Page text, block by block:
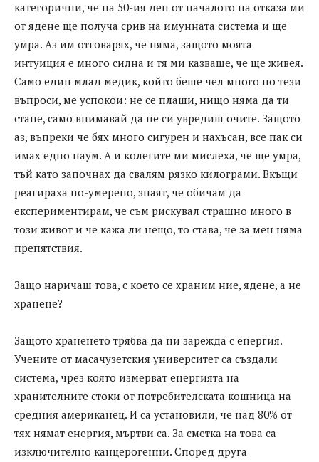
категорични, че на 50-ия ден от началото на отказа ми
от ядене ще получа срив на имунната система и ще
умра. Аз им отговарях, че няма, защото моята
интуиция е много силна и тя ми казваше, че ще живея.
Само един млад медик, който беше чел много по тези
въпроси, ме успокои: не се плаши, нищо няма да ти
стане, само внимавай да не си увредиш очите. Защото
аз, въпреки че бях много сигурен и нахъсан, все пак си
имах едно наум. А и колегите ми мислеха, че ще умра,
тъй като започнах да свалям рязко килограми. Вкъщи
реагираха по-умерено, знаят, че обичам да
експериментирам, че съм рискувал страшно много в
този живот и че кажа ли нещо, то става, че за мен няма
препятствия.
Защо наричаш това, с което се храним ние, ядене, а не
хранене?
Защото храненето трябва да ни зарежда с енергия.
Учените от масачузетския университет са създали
система, чрез която измерват енергията на
хранителните стоки от потребителската кошница на
средния американец. И са установили, че над 80% от
тях нямат енергия, мъртви са. За сметка на това са
изключително канцерогенни. Според друга